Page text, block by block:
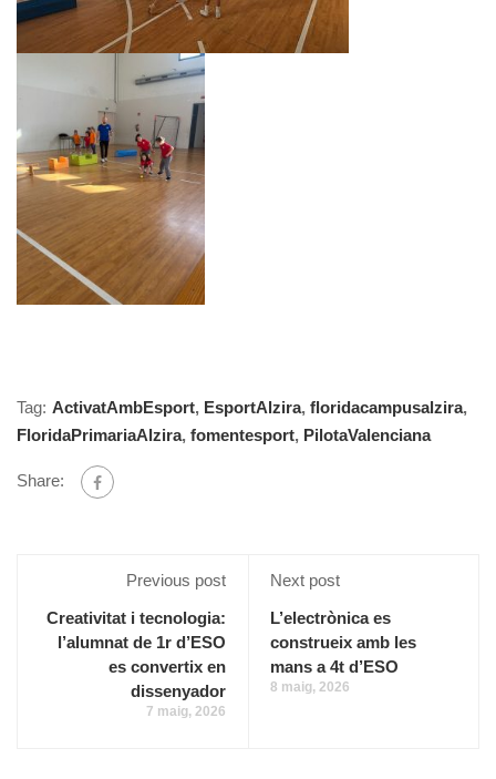
Tag: ActivatAmbEsport, EsportAlzira, floridacampusalzira,
FloridaPrimariaAlzira, fomentesport, PilotaValenciana
Share:
Previous post
Creativitat i tecnologia:
l’alumnat de 1r d’ESO
es convertix en
dissenyador
7 maig, 2026
Next post
L’electrònica es
construeix amb les
mans a 4t d’ESO
8 maig, 2026